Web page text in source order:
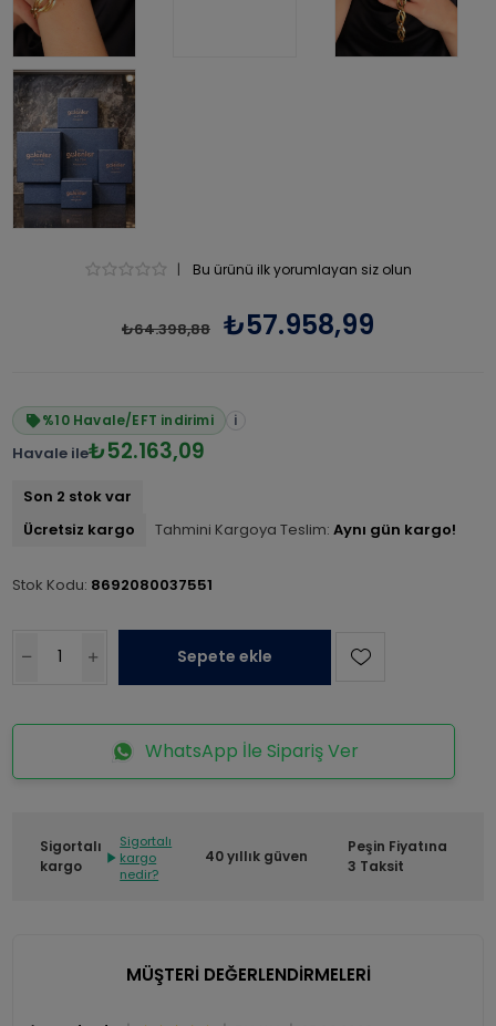
| Bu ürünü ilk yorumlayan siz olun
₺64.398,88 ₺57.958,99
%10 Havale/EFT indirimi i
Havale ile₺52.163,09
Son 2 stok var
Ücretsiz kargo
Tahmini Kargoya Teslim: Aynı gün kargo!
Stok Kodu: 8692080037551
Sepete ekle
WhatsApp İle Sipariş Ver
Sigortalı
kargo
Sigortalı
kargo
nedir?
40 yıllık güven
Peşin Fiyatına
3 Taksit
MÜŞTERİ DEĞERLENDİRMELERİ